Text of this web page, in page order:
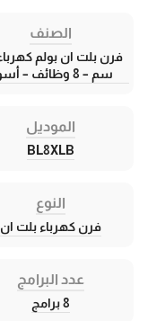
الصنف
سم – 8 وظائف – أسود
الموديل
BL8XLB
النوع
فرن كهرباء بلت ان
عدد البرامج
8 برامج